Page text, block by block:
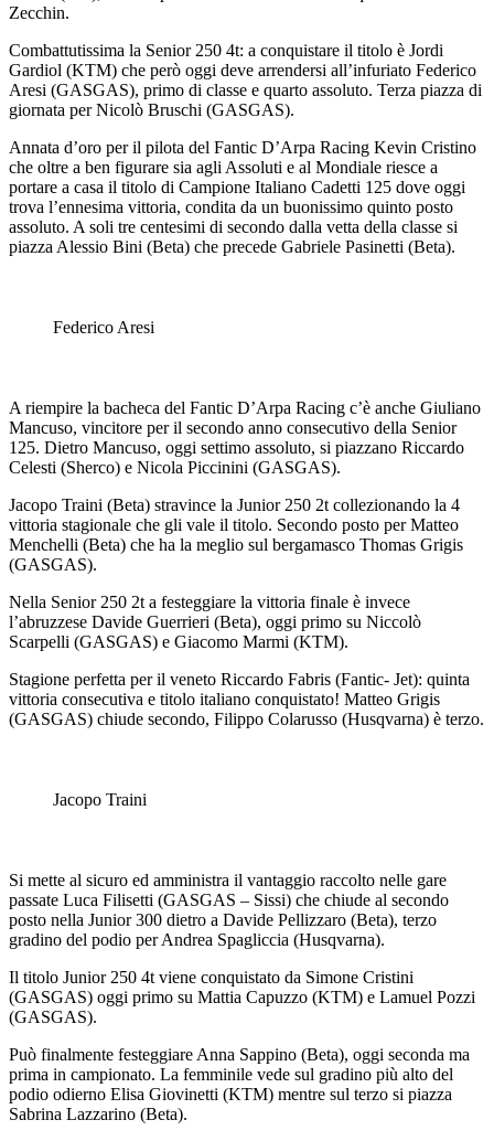
Zecchin.
Combattutissima la Senior 250 4t: a conquistare il titolo è Jordi
Gardiol (KTM) che però oggi deve arrendersi all’infuriato Federico
Aresi (GASGAS), primo di classe e quarto assoluto. Terza piazza di
giornata per Nicolò Bruschi (GASGAS).
Annata d’oro per il pilota del Fantic D’Arpa Racing Kevin Cristino
che oltre a ben figurare sia agli Assoluti e al Mondiale riesce a
portare a casa il titolo di Campione Italiano Cadetti 125 dove oggi
trova l’ennesima vittoria, condita da un buonissimo quinto posto
assoluto. A soli tre centesimi di secondo dalla vetta della classe si
piazza Alessio Bini (Beta) che precede Gabriele Pasinetti (Beta).
Federico Aresi
A riempire la bacheca del Fantic D’Arpa Racing c’è anche Giuliano
Mancuso, vincitore per il secondo anno consecutivo della Senior
125. Dietro Mancuso, oggi settimo assoluto, si piazzano Riccardo
Celesti (Sherco) e Nicola Piccinini (GASGAS).
Jacopo Traini (Beta) stravince la Junior 250 2t collezionando la 4
vittoria stagionale che gli vale il titolo. Secondo posto per Matteo
Menchelli (Beta) che ha la meglio sul bergamasco Thomas Grigis
(GASGAS).
Nella Senior 250 2t a festeggiare la vittoria finale è invece
l’abruzzese Davide Guerrieri (Beta), oggi primo su Niccolò
Scarpelli (GASGAS) e Giacomo Marmi (KTM).
Stagione perfetta per il veneto Riccardo Fabris (Fantic- Jet): quinta
vittoria consecutiva e titolo italiano conquistato! Matteo Grigis
(GASGAS) chiude secondo, Filippo Colarusso (Husqvarna) è terzo.
Jacopo Traini
Si mette al sicuro ed amministra il vantaggio raccolto nelle gare
passate Luca Filisetti (GASGAS – Sissi) che chiude al secondo
posto nella Junior 300 dietro a Davide Pellizzaro (Beta), terzo
gradino del podio per Andrea Spagliccia (Husqvarna).
Il titolo Junior 250 4t viene conquistato da Simone Cristini
(GASGAS) oggi primo su Mattia Capuzzo (KTM) e Lamuel Pozzi
(GASGAS).
Può finalmente festeggiare Anna Sappino (Beta), oggi seconda ma
prima in campionato. La femminile vede sul gradino più alto del
podio odierno Elisa Giovinetti (KTM) mentre sul terzo si piazza
Sabrina Lazzarino (Beta).